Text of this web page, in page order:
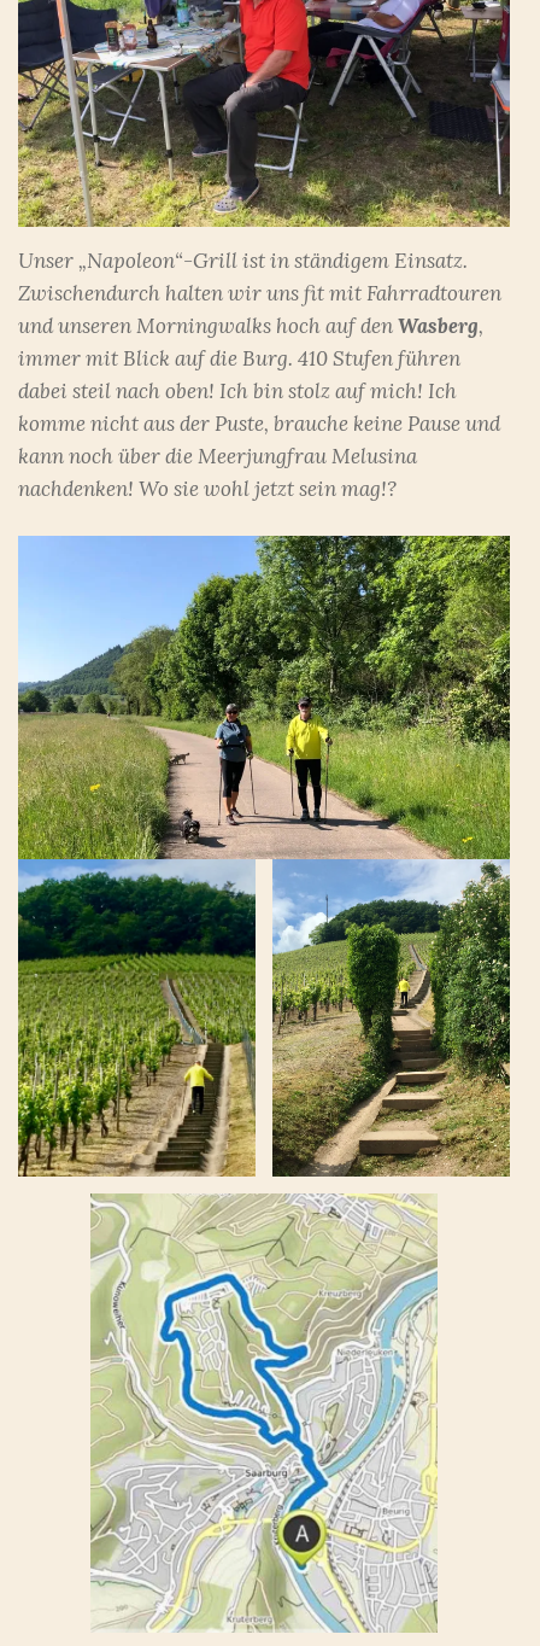
Unser „Napoleon“-Grill ist in ständigem Einsatz.
Zwischendurch halten wir uns fit mit Fahrradtouren
und unseren Morningwalks hoch auf denWasberg,
immer mit Blick auf die Burg. 410 Stufen führen
dabei steil nach oben! Ich bin stolz auf mich! Ich
komme nicht aus der Puste, brauche keine Pause und
kann noch über die Meerjungfrau Melusina
nachdenken! Wo sie wohl jetzt sein mag!?